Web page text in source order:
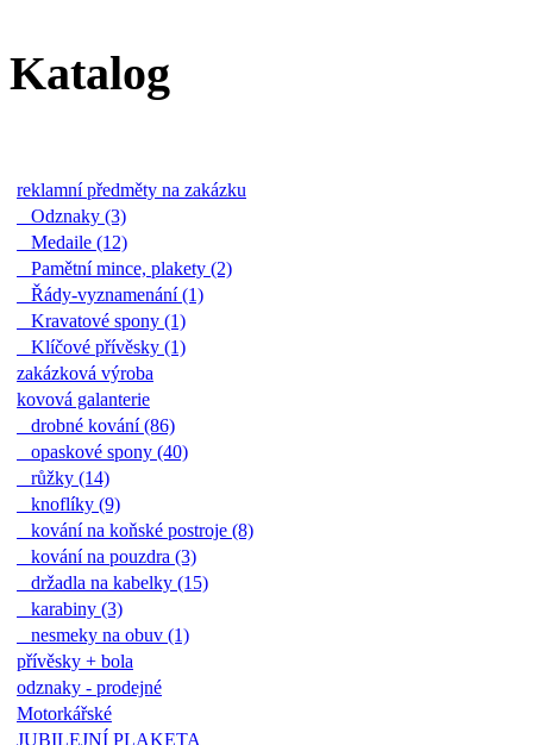
Katalog
reklamní předměty na zakázku
Odznaky (3)
Medaile (12)
Pamětní mince, plakety (2)
Řády-vyznamenání (1)
Kravatové spony (1)
Klíčové přívěsky (1)
zakázková výroba
kovová galanterie
drobné kování (86)
opaskové spony (40)
růžky (14)
knoflíky (9)
kování na koňské postroje (8)
kování na pouzdra (3)
držadla na kabelky (15)
karabiny (3)
nesmeky na obuv (1)
přívěsky + bola
odznaky - prodejné
Motorkářské
JUBILEJNÍ PLAKETA